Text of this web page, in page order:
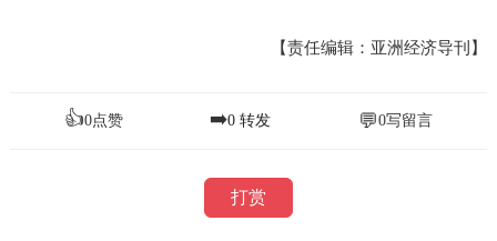
【责任编辑：亚洲经济导刊】
👍0点赞 ➡️0 转发 💬0写留言
打赏